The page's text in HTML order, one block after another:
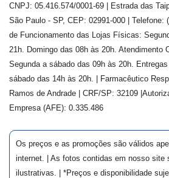
CNPJ: 05.416.574/0001-69 | Estrada das
São Paulo - SP, CEP: 02991-000 | Telefone:
de Funcionamento das Lojas Físicas:
21h. Domingo das 08h às 20h. Atendimento
Segunda a sábado das 09h às 20h.
sábado das 14h às 20h. | Farmacêutico
Ramos de Andrade
| CRF/SP: 32109
Empresa (AFE): 0.335.486
Os preços e as promoções são válidos
internet. | As fotos contidas em nosso site
ilustrativas. | *Preços e disponibilidade